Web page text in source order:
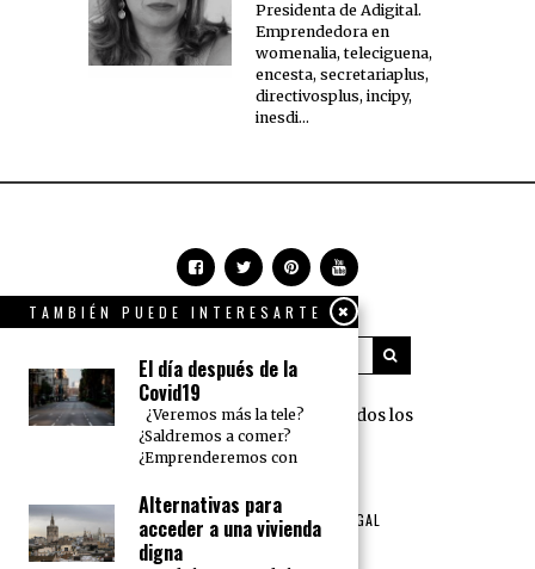
Presidenta de Adigital.
Emprendedora en
womenalia, teleciguena,
encesta, secretariaplus,
directivosplus, incipy,
inesdi...
360 Grados Press © 2018 Todos los
derechos reservados.
NOSOTROS
TÉRMINOS DE USO Y AVISO LEGAL
POLÍTICA DE PRIVACIDAD
TAMBIÉN PUEDE INTERESARTE
El día después de la
Covid19
¿Veremos más la tele?
¿Saldremos a comer?
¿Emprenderemos con
Alternativas para
acceder a una vivienda
digna